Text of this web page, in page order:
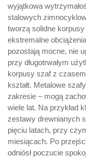
wyjątkowa
stalowych
tworzą solidne
ekstremalne
pozostają mocne, nie
przy długotrwałym
korpusy szaf z
kształt. Metalowe
zakresie – mogą
wiele lat. Na przykład
zestawy drewnianych
pięciu latach, przy
miesiącach. Po
odniósł poczucie